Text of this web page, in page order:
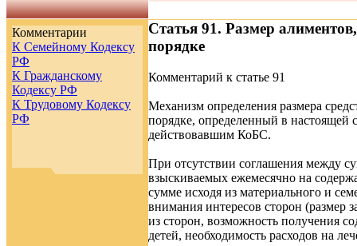
Комментарии
К Семейному Кодексу
РФ
К Гражданскому
Кодексу РФ
К Трудовому Кодексу
РФ
Статья 91. Размер
порядке
Комментарий к статье 91
Механизм определения размера
порядке, определенный в настоящей
действовавшим КоБС.
При отсутствии соглашения между
взыскиваемых ежемесячно на
сумме исходя из материального и
внимания интересов сторон (размер
из сторон, возможность получения
детей, необходимость расходов на